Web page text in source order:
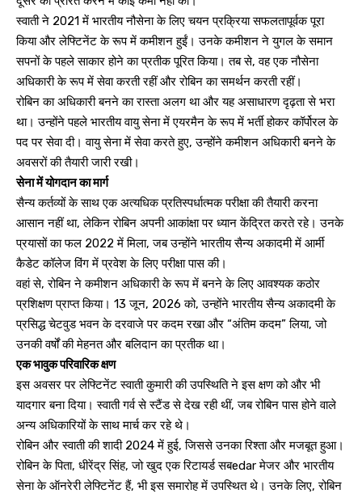
स्वाती ने 2021 में भारतीय नौसेना के लिए चयन प्रक्रिया सफलतापूर्वक पूरा
किया और लेफ्टिनेंट के रूप में कमीशन हुईं। उनके कमीशन ने युगल के समान
सपनों के पहले साकार होने का प्रतीक पूरित किया। तब से, वह एक नौसेना
अधिकारी के रूप में सेवा करती रहीं और रोबिन का समर्थन करती रहीं।
रोबिन का अधिकारी बनने का रास्ता अलग था और यह असाधारण दृढ़ता से भरा
था। उन्होंने पहले भारतीय वायु सेना में एयरमैन के रूप में भर्ती होकर कॉर्पोरल के
पद पर सेवा दी। वायु सेना में सेवा करते हुए, उन्होंने कमीशन अधिकारी बनने के
अवसरों की तैयारी जारी रखी।
सेना में योगदान का मार्ग
सैन्य कर्तव्यों के साथ एक अत्यधिक प्रतिस्पर्धात्मक परीक्षा की तैयारी करना
आसान नहीं था, लेकिन रोबिन अपनी आकांक्षा पर ध्यान केंद्रित करते रहे। उनके
प्रयासों का फल 2022 में मिला, जब उन्होंने भारतीय सैन्य अकादमी में आर्मी
कैडेट कॉलेज विंग में प्रवेश के लिए परीक्षा पास की।
वहां से, रोबिन ने कमीशन अधिकारी के रूप में बनने के लिए आवश्यक कठोर
प्रशिक्षण प्राप्त किया। 13 जून, 2026 को, उन्होंने भारतीय सैन्य अकादमी के
प्रसिद्ध चेटवुड भवन के दरवाजे पर कदम रखा और “अंतिम कदम” लिया, जो
उनकी वर्षों की मेहनत और बलिदान का प्रतीक था।
एक भावुक परिवारिक क्षण
इस अवसर पर लेफ्टिनेंट स्वाती कुमारी की उपस्थिति ने इस क्षण को और भी
यादगार बना दिया। स्वाती गर्व से स्टैंड से देख रही थीं, जब रोबिन पास होने वाले
अन्य अधिकारियों के साथ मार्च कर रहे थे।
रोबिन और स्वाती की शादी 2024 में हुई, जिससे उनका रिश्ता और मजबूत हुआ।
रोबिन के पिता, धीरेंद्र सिंह, जो खुद एक रिटायर्ड सबedar मेजर और भारतीय
सेना के ऑनरेरी लेफ्टिनेंट हैं, भी इस समारोह में उपस्थित थे। उनके लिए, रोबिन